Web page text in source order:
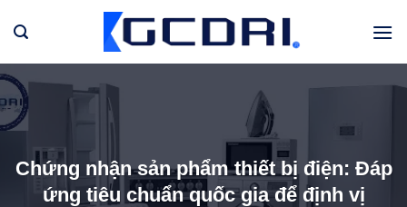
qua
dung
Chứng nhận sản phẩm thiết bị điện: Đáp
ứng tiêu chuẩn quốc gia để định vị